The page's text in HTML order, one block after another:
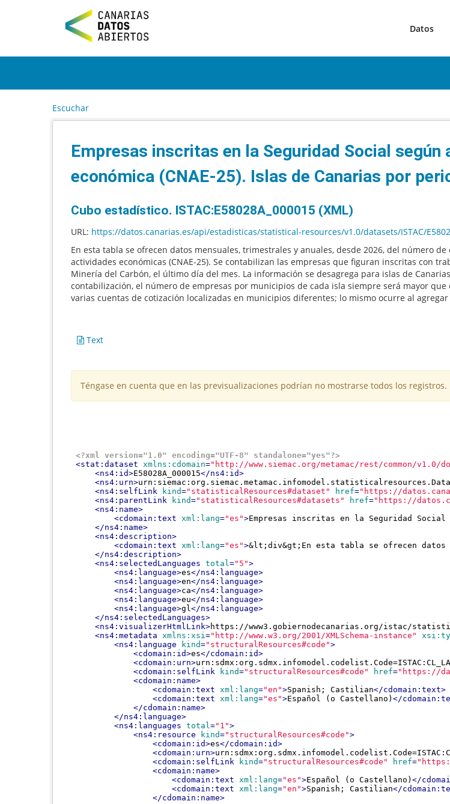
t
Datos
Escuchar
Empresas inscritas en la Seguridad Social según
económica (CNAE-25). Islas de Canarias por
Cubo estadístico. ISTAC:E58028A_000015 (XML)
URL: https://datos.canarias.es/api/estadisticas/statistical-resources/v1.0/datasets/ISTAC/
En esta tabla se ofrecen datos mensuales, trimestrales y anuales, desde 2026, del número
actividades económicas (CNAE-25). Se contabilizan las empresas que figuran inscritas con
Minería del Carbón, el último día del mes. La información se desagrega para islas de
contabilización, el número de empresas por municipios de cada isla siempre será mayor
varias cuentas de cotización localizadas en municipios diferentes; lo mismo ocurre al
Text
Téngase en cuenta que en las previsualizaciones podrían no mostrarse todos los